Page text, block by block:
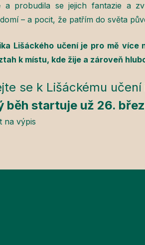
a probudila se jejich fantazie a
– a pocit, že patřím do světa
Lišáckého učení je pro mě
k místu, kde žije a zároveň
se k Lišáckému učení
běh startuje už 26.
na výpis